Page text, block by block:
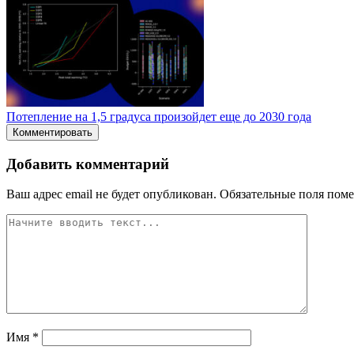
Потепление на 1,5 градуса произойдет еще до 2030 года
Комментировать
Добавить комментарий
Ваш адрес email не будет опубликован. Обязательные поля
Имя *